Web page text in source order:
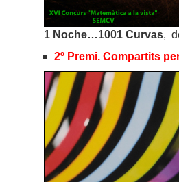
1 Noche…1001 Curvas,
2º Premi. Compartits